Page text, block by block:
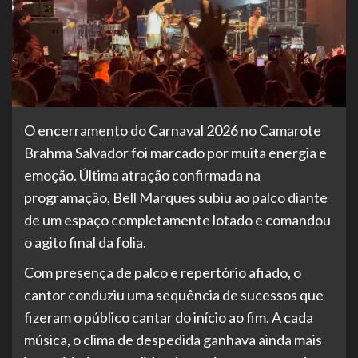
O encerramento do Carnaval 2026 no Camarote
Brahma Salvador foi marcado por muita energia e
emoção. Última atração confirmada na
programação, Bell Marques subiu ao palco diante
de um espaço completamente lotado e comandou
o agito final da folia.
Com presença de palco e repertório afiado, o
cantor conduziu uma sequência de sucessos que
fizeram o público cantar do início ao fim. A cada
música, o clima de despedida ganhava ainda mais